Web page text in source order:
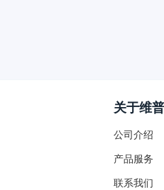
关于维普
公司介绍
产品服务
联系我们